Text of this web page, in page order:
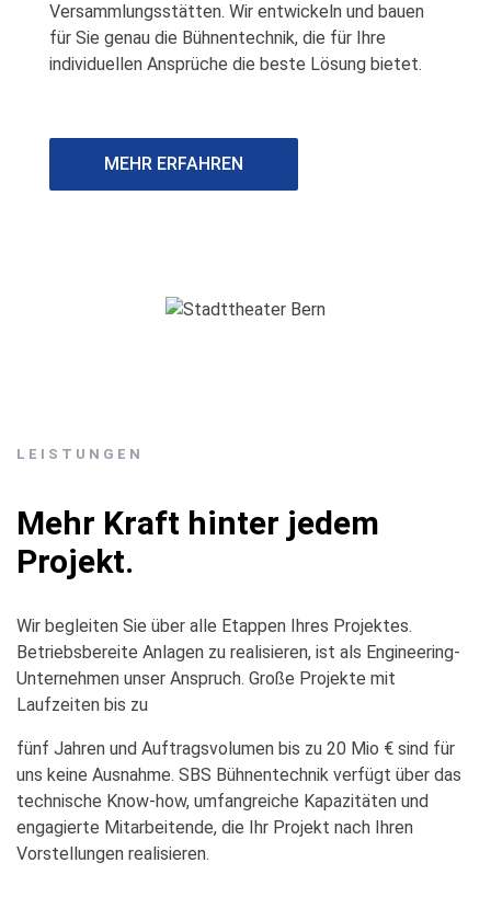
Versammlungsstätten. Wir entwickeln und bauen
für Sie genau die Bühnentechnik, die für Ihre
individuellen Ansprüche die beste Lösung bietet.
MEHR ERFAHREN
LEISTUNGEN
Mehr Kraft hinter jedem
Projekt.
Wir begleiten Sie über alle Etappen Ihres Projektes.
Betriebsbereite Anlagen zu realisieren, ist als Engineering-
Unternehmen unser Anspruch. Große Projekte mit
Laufzeiten bis zu
fünf Jahren und Auftragsvolumen bis zu 20 Mio € sind für
uns keine Ausnahme. SBS Bühnentechnik verfügt über das
technische Know-how, umfangreiche Kapazitäten und
engagierte Mitarbeitende, die Ihr Projekt nach Ihren
Vorstellungen realisieren.